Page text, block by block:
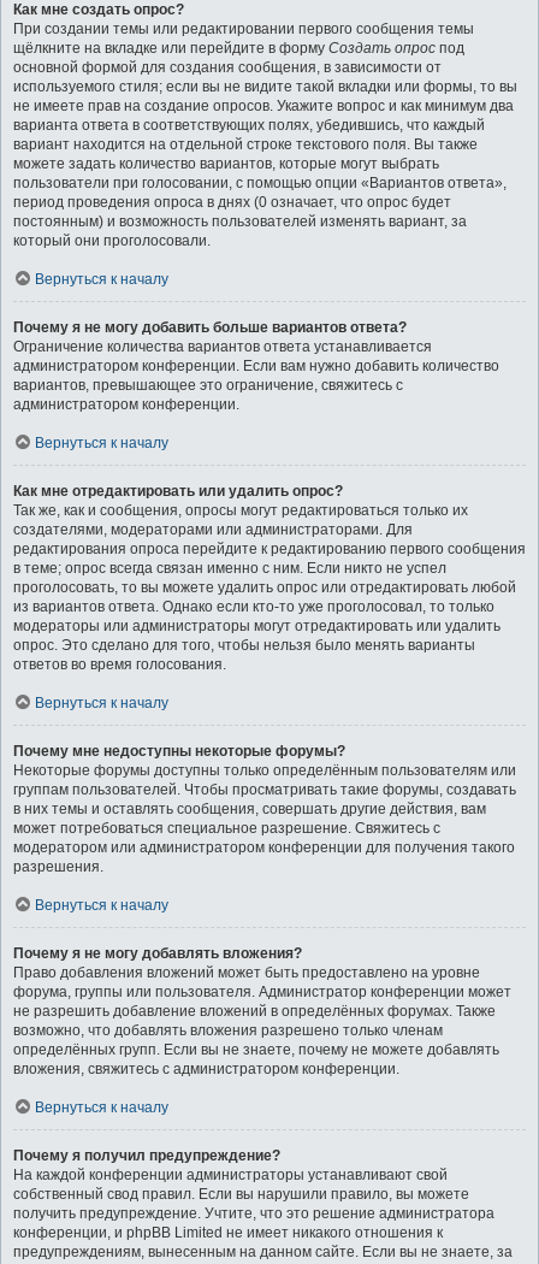
Как мне создать опрос?
При создании темы или редактировании первого сообщения темы
щёлкните на вкладке или перейдите в форму Создать опрос под
основной формой для создания сообщения, в зависимости от
используемого стиля; если вы не видите такой вкладки или формы, то вы
не имеете прав на создание опросов. Укажите вопрос и как минимум два
варианта ответа в соответствующих полях, убедившись, что каждый
вариант находится на отдельной строке текстового поля. Вы также
можете задать количество вариантов, которые могут выбрать
пользователи при голосовании, с помощью опции «Вариантов ответа»,
период проведения опроса в днях (0 означает, что опрос будет
постоянным) и возможность пользователей изменять вариант, за
который они проголосовали.
Вернуться к началу
Почему я не могу добавить больше вариантов ответа?
Ограничение количества вариантов ответа устанавливается
администратором конференции. Если вам нужно добавить количество
вариантов, превышающее это ограничение, свяжитесь с
администратором конференции.
Вернуться к началу
Как мне отредактировать или удалить опрос?
Так же, как и сообщения, опросы могут редактироваться только их
создателями, модераторами или администраторами. Для
редактирования опроса перейдите к редактированию первого сообщения
в теме; опрос всегда связан именно с ним. Если никто не успел
проголосовать, то вы можете удалить опрос или отредактировать любой
из вариантов ответа. Однако если кто-то уже проголосовал, то только
модераторы или администраторы могут отредактировать или удалить
опрос. Это сделано для того, чтобы нельзя было менять варианты
ответов во время голосования.
Вернуться к началу
Почему мне недоступны некоторые форумы?
Некоторые форумы доступны только определённым пользователям или
группам пользователей. Чтобы просматривать такие форумы, создавать
в них темы и оставлять сообщения, совершать другие действия, вам
может потребоваться специальное разрешение. Свяжитесь с
модератором или администратором конференции для получения такого
разрешения.
Вернуться к началу
Почему я не могу добавлять вложения?
Право добавления вложений может быть предоставлено на уровне
форума, группы или пользователя. Администратор конференции может
не разрешить добавление вложений в определённых форумах. Также
возможно, что добавлять вложения разрешено только членам
определённых групп. Если вы не знаете, почему не можете добавлять
вложения, свяжитесь с администратором конференции.
Вернуться к началу
Почему я получил предупреждение?
На каждой конференции администраторы устанавливают свой
собственный свод правил. Если вы нарушили правило, вы можете
получить предупреждение. Учтите, что это решение администратора
конференции, и phpBB Limited не имеет никакого отношения к
предупреждениям, вынесенным на данном сайте. Если вы не знаете, за